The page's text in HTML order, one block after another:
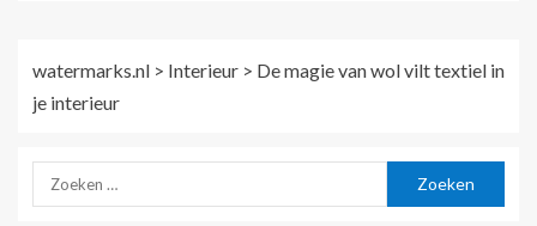
watermarks.nl > Interieur > De magie van wol vilt textiel in
je interieur